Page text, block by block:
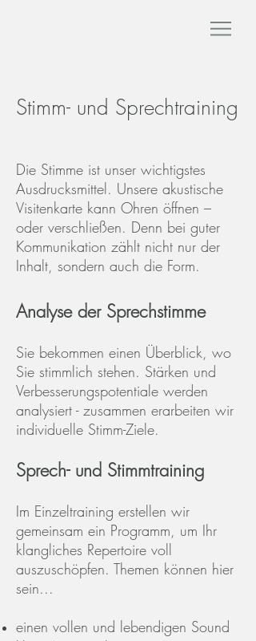
Stimm- und Sprechtraining
Die Stimme ist unser wichtigstes
Ausdrucksmittel. Unsere akustische
Visitenkarte kann Ohren öffnen –
oder verschließen. Denn bei guter
Kommunikation zählt nicht nur der
Inhalt, sondern auch die Form.
Analyse der Sprechstimme
Sie bekommen einen Überblick, wo
Sie stimmlich stehen. Stärken und
Verbesserungspotentiale werden
analysiert - zusammen erarbeiten wir
individuelle Stimm-Ziele.
Sprech- und Stimmtraining
Im Einzeltraining erstellen wir
gemeinsam ein Programm, um Ihr
klangliches Repertoire voll
auszuschöpfen. Themen können hier
sein...
einen vollen und lebendigen Sound